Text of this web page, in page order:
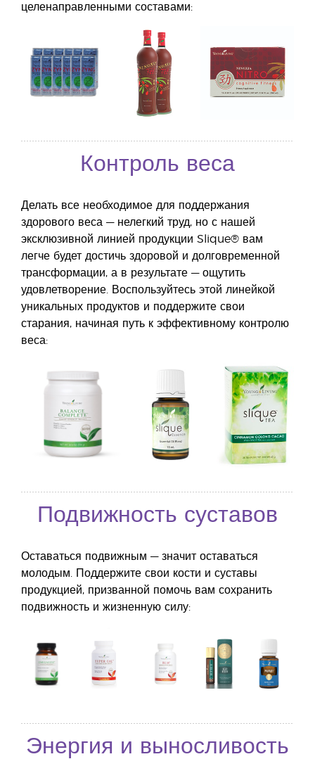
целенаправленными составами:
Контроль веса
Делать все необходимое для поддержания
здорового веса — нелегкий труд, но с нашей
эксклюзивной линией продукции Slique® вам
легче будет достичь здоровой и долговременной
трансформации, а в результате — ощутить
удовлетворение. Воспользуйтесь этой линейкой
уникальных продуктов и поддержите свои
старания, начиная путь к эффективному контролю
веса:
Подвижность суставов
Оставаться подвижным — значит оставаться
молодым. Поддержите свои кости и суставы
продукцией, призванной помочь вам сохранить
подвижность и жизненную силу:
Энергия и выносливость